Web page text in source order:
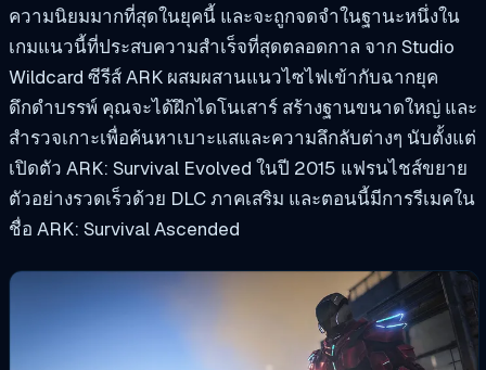
ความนิยมมากที่สุดในยุคนี้ และจะถูกจดจำในฐานะหนึ่งใน
เกมแนวนี้ที่ประสบความสำเร็จที่สุดตลอดกาล จาก Studio
Wildcard ซีรีส์ ARK ผสมผสานแนวไซไฟเข้ากับฉากยุค
ดึกดำบรรพ์ คุณจะได้ฝึกไดโนเสาร์ สร้างฐานขนาดใหญ่ และ
สำรวจเกาะเพื่อค้นหาเบาะแสและความลึกลับต่างๆ นับตั้งแต่
เปิดตัว ARK: Survival Evolved ในปี 2015 แฟรนไชส์ขยาย
ตัวอย่างรวดเร็วด้วย DLC ภาคเสริม และตอนนี้มีการรีเมคใน
ชื่อ ARK: Survival Ascended